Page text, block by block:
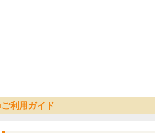
ご利用ガイド